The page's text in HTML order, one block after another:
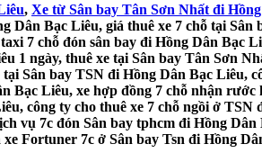
, Xe từ Sân bay Tân Sơn Nhất đi
Bạc Liêu, giá thuê xe 7 chỗ tại
7 chỗ đón sân bay đi Hồng Dân Bạc
1 ngày, thuê xe tại Sân bay Tân Sơn
Sân bay TSN đi Hồng Dân Bạc Liêu,
Liêu, xe hợp đồng 7 chỗ nhận
công ty cho thuê xe 7 chỗ ngồi ở
vụ 7c đón Sân bay tphcm đi Hồng
Fortuner 7c ở Sân bay Tsn đi Hồng